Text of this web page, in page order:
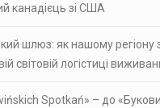
канадієць зі США
шлюз: як нашому регіону
світовій логістиці
Spotkań» – до